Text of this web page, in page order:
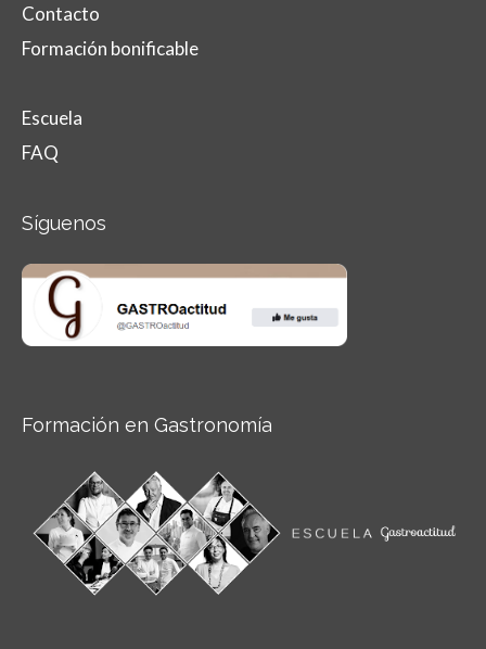
Contacto
Formación bonificable
Escuela
FAQ
Síguenos
Formación en Gastronomía